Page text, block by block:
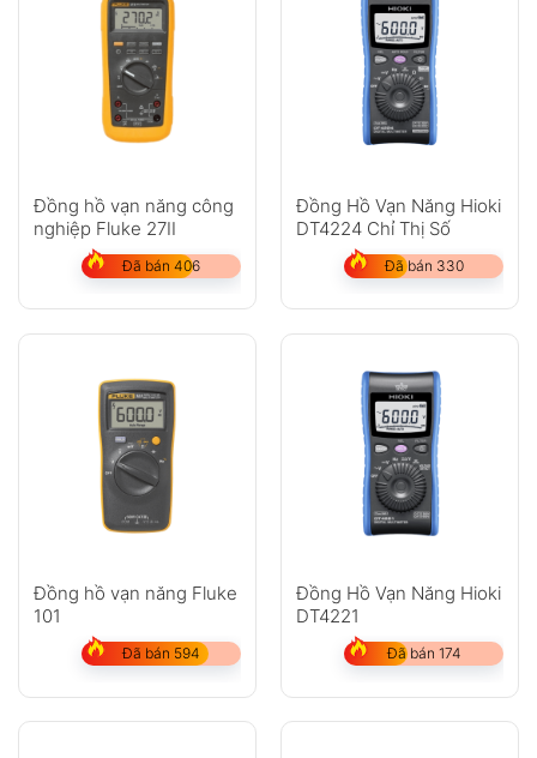
Đồng hồ vạn năng công
nghiệp Fluke 27II
Đã bán 406
Đồng Hồ Vạn Năng Hioki
DT4224 Chỉ Thị Số
Đã bán 330
Đồng hồ vạn năng Fluke
101
Đã bán 594
Đồng Hồ Vạn Năng Hioki
DT4221
Đã bán 174